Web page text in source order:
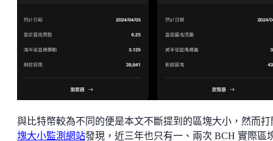
與比特幣較為不同的便是本文不斷提到的區塊大小，然而打
塊大小監測網站發現，近三年也只有一、兩次 BCH 實際區